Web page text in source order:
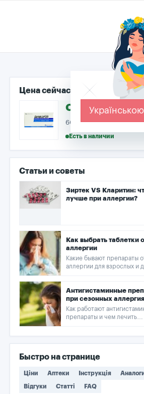
Цена сейчас
от 60 ₴
60–90 ₴ · 151 аптек
Есть в наличии
Статьи и советы
Зиртек VS Кларитин:
лучше при аллергии?
Как выбрать таблетки
аллергии
Какие бывают препараты
аллергии для взрослых и
Антигистаминные
при сезонных
насморке
Как работают
препараты и чем лечить
Быстро на странице
Ціни Аптеки Інструкція
Відгуки Статті FAQ